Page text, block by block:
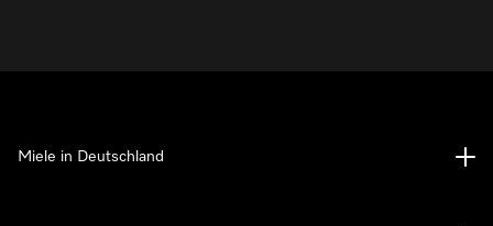
Miele in Deutschland